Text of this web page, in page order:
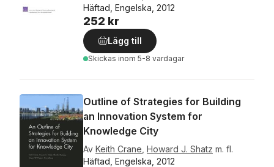
Häftad, Engelska, 2012
252 kr
Lägg till
Skickas inom 5-8 vardagar
Outline of Strategies for Building
an Innovation System for
Knowledge City
Av Keith Crane Howard J. Shatz m. fl.
Häftad, Engelska, 2012